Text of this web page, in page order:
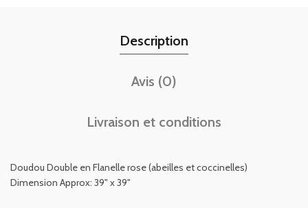
Description
Avis (0)
Livraison et conditions
Doudou Double en Flanelle rose (abeilles et coccinelles)
Dimension Approx: 39" x 39"